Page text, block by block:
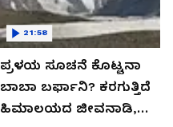
ಪ್ರಳಯ ಸೂಚನೆ ಕೊಟ್ಟನಾ
ಬಾಬಾ ಬರ್ಫಾನಿ? ಕರಗುತ್ತಿದೆ
ಹಿಮಾಲಯದ ಜೀವನಾಡಿ,
21:58